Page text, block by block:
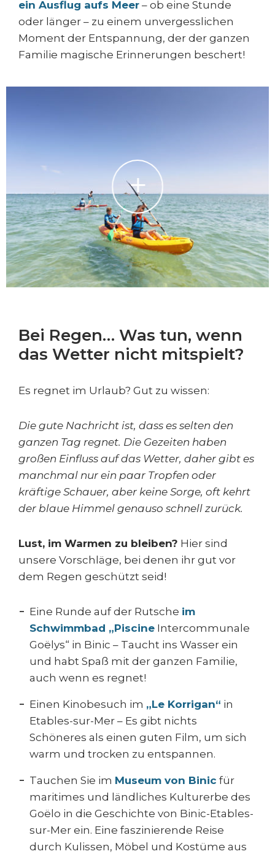
ein Ausflug aufs Meer – ob eine Stunde
oder länger – zu einem unvergesslichen
Moment der Entspannung, der der ganzen
Familie magische Erinnerungen beschert!
Bei Regen… Was tun, wenn
das Wetter nicht mitspielt?
Es regnet im Urlaub? Gut zu wissen:
Die gute Nachricht ist, dass es selten den
ganzen Tag regnet. Die Gezeiten haben
großen Einfluss auf das Wetter, daher gibt es
manchmal nur ein paar Tropfen oder
kräftige Schauer, aber keine Sorge, oft kehrt
der blaue Himmel genauso schnell zurück.
Lust, im Warmen zu bleiben? Hier sind
unsere Vorschläge, bei denen ihr gut vor
dem Regen geschützt seid!
Eine Runde auf der Rutsche im
Schwimmbad „Piscine Intercommunale
Goëlys“ in Binic – Taucht ins Wasser ein
und habt Spaß mit der ganzen Familie,
auch wenn es regnet!
Einen Kinobesuch im „Le Korrigan“ in
Etables-sur-Mer – Es gibt nichts
Schöneres als einen guten Film, um sich
warm und trocken zu entspannen.
Tauchen Sie im Museum von Binic für
maritimes und ländliches Kulturerbe des
Goëlo in die Geschichte von Binic-Etables-
sur-Mer ein. Eine faszinierende Reise
durch Kulissen, Möbel und Kostüme aus